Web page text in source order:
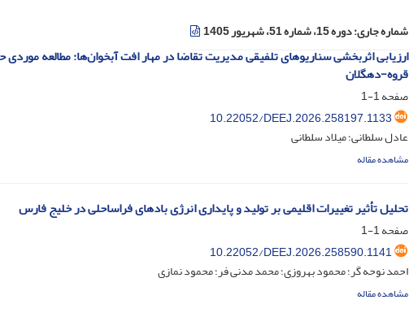
شماره جاری:دوره 15، شماره 51، شهریور 1405
ارزیابی اثربخشی سناریوهای تلفیقی مدیریت تقاضا در مهار افت آبخوان‌ها: مطالعه
قروه-دهگلان
صفحه1-1
‎10.22052/DEEJ.2026.258197.1133
عادل سلطانی؛ میلاد سلطانی
مشاهده مقاله
تحلیل تأثیر تغییرات اقلیمی بر تولید و پایداری انرژی بادهای فراساحلی در خلیج فارس
صفحه1-1
‎10.22052/DEEJ.2026.258590.1141
احمد نوحه گر؛ محمود بهروزی؛ محمد مدنی فر؛ محمود نمازی
مشاهده مقاله